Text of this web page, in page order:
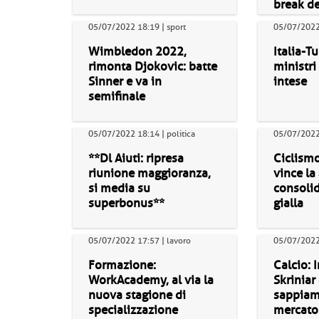
break
05/07/2022 18:19 | sport
Wimbledon 2022,
rimonta Djokovic: batte
Sinner e va in
semifinale
05/07/
Italia-
ministri
intese
05/07/2022 18:14 | politica
**Dl Aiuti: ripresa
riunione maggioranza,
si media su
superbonus**
05/07/
vince la
gialla
05/07/2022 17:57 | lavoro
Formazione:
WorkAcademy, al via la
nuova stagione di
specializzazione
05/07/
Calcio:
Skriniar